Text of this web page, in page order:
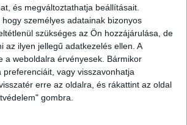
és megváltoztathatja beállításait.
személyes adatainak bizonyos
szükséges az Ön hozzájárulása, de
az ilyen jellegű adatkezelés ellen. A
a weboldalra érvényesek. Bármikor
preferenciáit, vagy visszavonhatja
erre az oldalra, és rákattint az oldal
gombra.